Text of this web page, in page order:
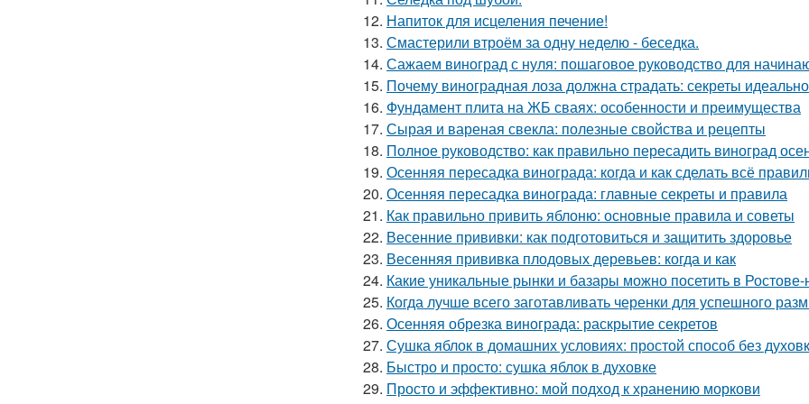
12. Напиток для исцеления печение!
13. Смастерили втроём за одну неделю - беседка.
14. Сажаем виноград с нуля: пошаговое руководство для
15. Почему виноградная лоза должна страдать: секреты
16. Фундамент плита на ЖБ сваях: особенности и преимущества
17. Сырая и вареная свекла: полезные свойства и рецепты
18. Полное руководство: как правильно пересадить виноград
19. Осенняя пересадка винограда: когда и как сделать всё
20. Осенняя пересадка винограда: главные секреты и правила
21. Как правильно привить яблоню: основные правила и советы
22. Весенние прививки: как подготовиться и защитить здоровье
23. Весенняя прививка плодовых деревьев: когда и как
24. Какие уникальные рынки и базары можно посетить в
25. Когда лучше всего заготавливать черенки для успешного
26. Осенняя обрезка винограда: раскрытие секретов
27. Сушка яблок в домашних условиях: простой способ без
28. Быстро и просто: сушка яблок в духовке
29. Просто и эффективно: мой подход к хранению моркови